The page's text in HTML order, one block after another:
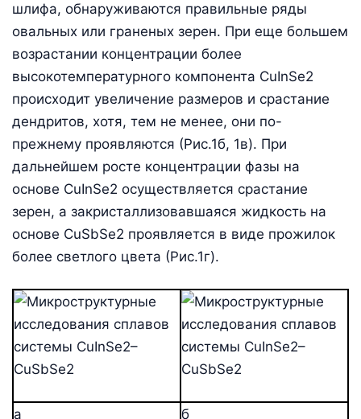
шлифа, обнаруживаются правильные ряды
овальных или граненых зерен. При еще большем
возрастании концентрации более
высокотемпературного компонента CuInSe2
происходит увеличение размеров и срастание
дендритов, хотя, тем не менее, они по-
прежнему проявляются (Рис.1б, 1в). При
дальнейшем росте концентрации фазы на
основе CuInSe2 осуществляется срастание
зерен, а закристаллизовавшаяся жидкость на
основе CuSbSe2 проявляется в виде прожилок
более светлого цвета (Рис.1г).
а б